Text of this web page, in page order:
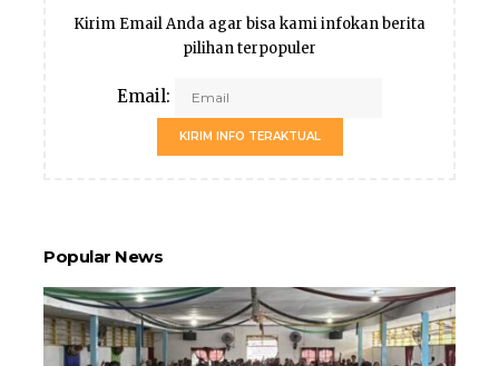
Kirim Email Anda agar bisa kami infokan berita
pilihan terpopuler
Email:
KIRIM INFO TERAKTUAL
Popular News